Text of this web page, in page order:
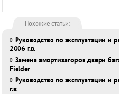
Похожие статьи:
» Руководство по эксплуатации и
2006 г.в.
» Замена амортизаторов двери
Fielder
» Руководство по эксплуатации и
г.в